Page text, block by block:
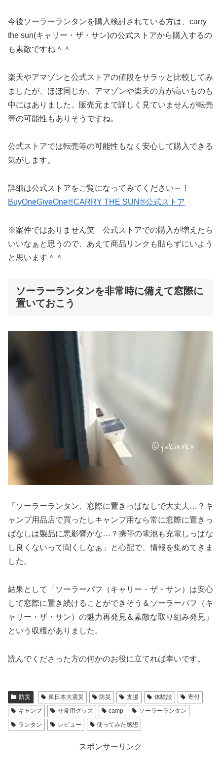
今後ソーラーランタンを購入検討されている方は、carry
the sun(キャリー・ザ・サン)の公式ストアから購入するの
も素敵ですね＾＾
楽天やアマゾンと公式ストアの値段をサラッと比較してみ
ましたが、ほぼ同じか、アマゾンや楽天の方が高いものも
中にはありました。販売元まで詳しく見ていませんが転売
等の可能性もありそうですね。
公式ストアでは転売等の可能性もなく安心して購入できる
気がします。
詳細は公式ストアをご覧になってみてください～！
BuyOneGiveOne®CARRY THE SUN®️公式ストア
※案件ではありません笑 公式ストアでの購入が増えたら
いいなぁと思うので、あえて商品リンクも貼らずにいよう
と思います＾＾
ソーラーランタンを非常時に備えて窓際に
置いておこう
「ソーラーランタン、窓際に置きっぱなしで大丈夫…？キ
ャンプ用品店で買ったしキャンプ用なら常に窓際に置きっ
ぱなしは製品に悪影響かな…？携帯の電池も充電しっぱな
し良くないって聞くしなぁ」と心配で、情報を集めてきま
した。
結果として「ソーラーパフ（キャリー・ザ・サン）は安心
して窓際に置き続けることができそう＆ソーラーパフ（キ
ャリー・ザ・サン）の魅力再発見＆素敵な取り組み発見」
という収穫がありました。
読んでくださった方の何かのお役に立てれば幸いです。
防災 東日本大震災 防災 支援 体験談
寄付
キャンプ
非常用グッズ camp
ソーラーランタン
ランタン
レビュー 使ってみた感想
スポンサーリンク